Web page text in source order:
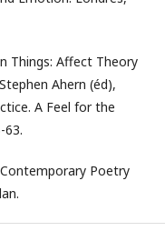
Things: Affect Theory
Ahern (éd),
A Feel for the
63.
Contemporary Poetry